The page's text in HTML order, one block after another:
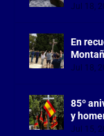
Jul 18,
En
Jul 18,
85º
y
Jul 15,